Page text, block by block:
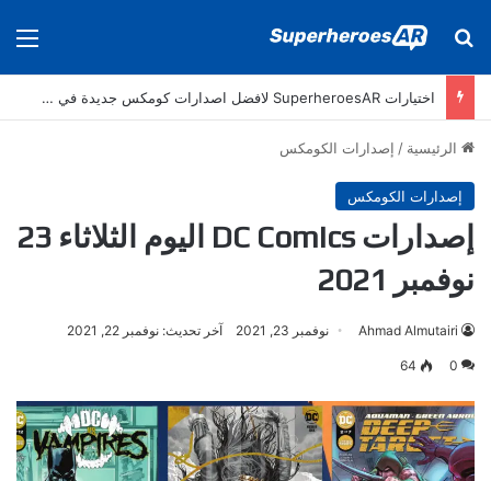
بحث عن
اختيارات SuperheroesAR لافضل اصدارات كومكس جديدة في سنة 2025
الرئيسية / إصدارات الكومكس
إصدارات الكومكس
إصدارات DC Comics اليوم الثلاثاء 23
نوفمبر 2021
Ahmad Almutairi نوفمبر 23, 2021 آخر تحديث: نوفمبر 22, 2021
0
64